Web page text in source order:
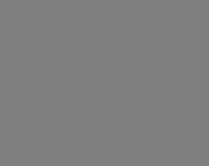
płatności